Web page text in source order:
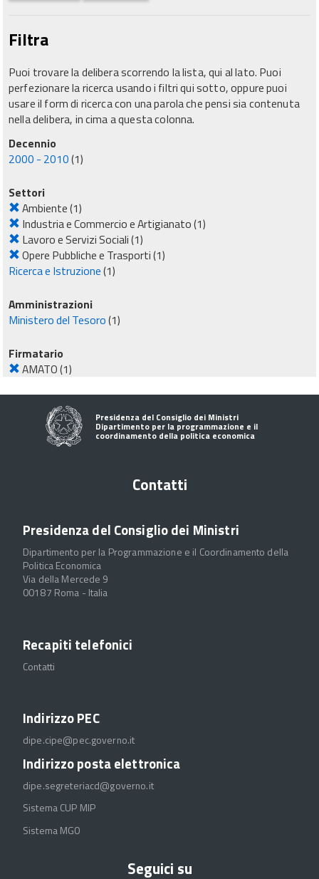
Filtra
Puoi trovare la delibera scorrendo la lista, qui al lato. Puoi
perfezionare la ricerca usando i filtri qui sotto, oppure puoi
usare il form di ricerca con una parola che pensi sia contenuta
nella delibera, in cima a questa colonna.
Decennio
2000 - 2010(1)
Settori
Ambiente(1)
Industria e Commercio e Artigianato(1)
Lavoro e Servizi Sociali(1)
Opere Pubbliche e Trasporti(1)
Ricerca e Istruzione(1)
Amministrazioni
Ministero del Tesoro(1)
Firmatario
AMATO(1)
Presidenza del Consiglio dei Ministri
Dipartimento per la programmazione e il
coordinamento della politica economica
Contatti
Presidenza del Consiglio dei Ministri
Dipartimento per la Programmazione e il Coordinamento della
Politica Economica
Via della Mercede 9
00187 Roma - Italia
Recapiti telefonici
Contatti
Indirizzo PEC
dipe.cipe@pec.governo.it
Indirizzo posta elettronica
dipe.segreteriacd@governo.it
Sistema CUP MIP
Sistema MGO
Seguici su